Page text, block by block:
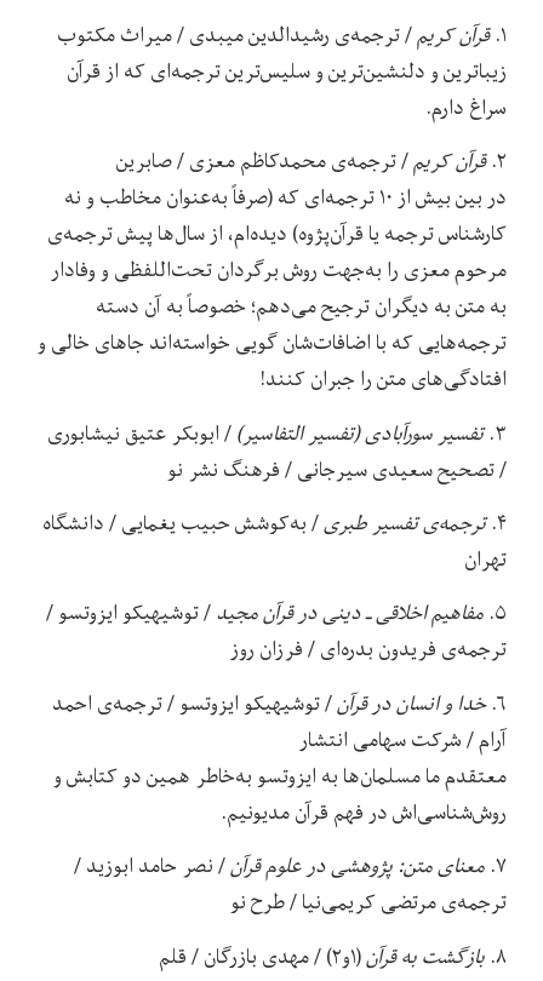
۱. قرآن کریم/ ترجمه‌ی رشیدالدین میبدی / میراث مکتوب
زیباترین و دلنشین‌ترین و سلیس‌ترین ترجمه‌ای که از قرآن
سراغ دارم.
۲. قرآن کریم/ ترجمه‌ی محمدکاظم معزی / صابرین
در بین بیش از ۱۰ ترجمه‌ای که (صرفاً به‌عنوان مخاطب و نه
کارشناس ترجمه یا قرآن‌پژوه) دیده‌ام، از سال‌ها پیش ترجمه‌ی
مرحوم معزی را به‌جهت روش برگردان تحت‌اللفظی و وفادار
به متن به دیگران ترجیح می‌دهم؛ خصوصاً به آن دسته
ترجمه‌هایی که با اضافات‌شان گویی خواسته‌اند جاهای خالی و
افتادگی‌های متن را جبران کنند!
۳. تفسیر سورآبادی (تفسیر التفاسیر)/ ابوبکر عتیق نیشابوری
/ تصحیح سعیدی سیرجانی / فرهنگ نشر نو
۴. ترجمه‌ی تفسیر طبری/ به‌کوشش حبیب یغمایی / دانشگاه
تهران
۵. مفاهیم اخلاقی ـ دینی در قرآن مجید/ توشیهیکو ایزوتسو /
ترجمه‌ی فریدون بدره‌ای / فرزان روز
۶. خدا و انسان در قرآن/ توشیهیکو ایزوتسو / ترجمه‌ی احمد
آرام / شرکت سهامی انتشار
معتقدم ما مسلمان‌ها به ایزوتسو به‌خاطر همین دو کتابش و
روش‌شناسی‌اش در فهم قرآن مدیونیم.
۷. معنای متن: ‌پژوهشی در علوم قرآن/ نصر حامد ابوزید /
ترجمه‌ی مرتضی کریمی‌نیا / طرح نو
۸. بازگشت به قرآن(۱و۲) / مهدی بازرگان / قلم